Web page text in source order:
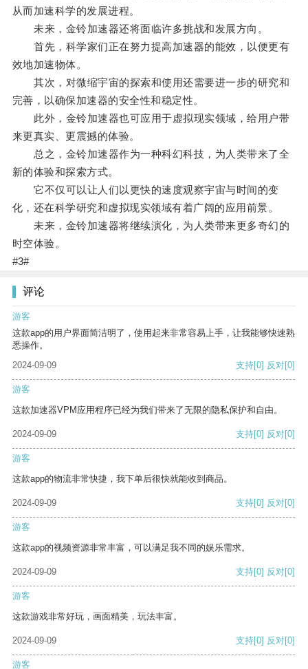
从而加速科学的发展进程。
未来，金铃加速器还将面临许多挑战和发展方向。
首先，科学家们正在努力提高加速器的能效，以便更有
效地加速物体。
其次，对微缩宇宙的探索和使用还需要进一步的研究和
完善，以确保加速器的安全性和稳定性。
此外，金铃加速器也可应用于虚拟现实领域，给用户带
来更真实、更震撼的体验。
总之，金铃加速器作为一种科幻科技，为人类带来了全
新的体验和探索方式。
它不仅可以让人们以更快的速度观察宇宙与时间的变
化，还在科学研究和虚拟现实领域有着广阔的应用前景。
未来，金铃加速器将继续演化，为人类带来更多奇幻的
时空体验。
#3#
评论
游客
这款app的用户界面简洁明了，使用起来非常容易上手，让我能够快速熟
悉操作。
2024-09-09
支持[0] 反对[0]
游客
这款加速器VPM应用程序已经为我们带来了无限的隐私保护和自由。
2024-09-09 支持[0] 反对[0]
游客
这款app的物流非常快捷，我下单后很快就能收到商品。
2024-09-09 支持[0] 反对[0]
游客
这款app的视频资源非常丰富，可以满足我不同的娱乐需求。
2024-09-09 支持[0] 反对[0]
游客
这款游戏非常好玩，画面精美，玩法丰富。
2024-09-09 支持[0] 反对[0]
游客